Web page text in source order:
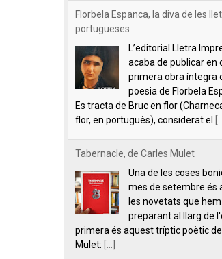
Florbela Espanca, la diva de les
portugueses
L’editorial Lletra
acaba de publicar en
primera obra íntegra
poesia de Florbela
Es tracta de Bruc en flor
flor, en portuguès), considerat el
Tabernacle, de Carles Mulet
Una de les coses
mes de setembre és
les novetats que
preparant al llarg de
primera és aquest tríptic poètic
Mulet: